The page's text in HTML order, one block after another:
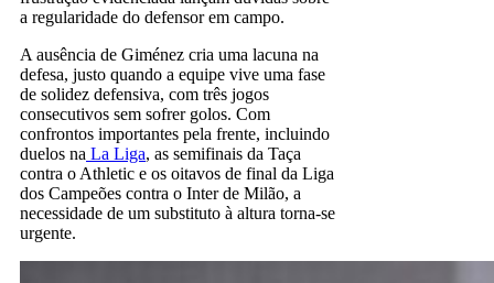
a regularidade do defensor em campo.
A ausência de Giménez cria uma lacuna na
defesa, justo quando a equipe vive uma fase
de solidez defensiva, com três jogos
consecutivos sem sofrer golos. Com
confrontos importantes pela frente, incluindo
duelos na La Liga, as semifinais da Taça
contra o Athletic e os oitavos de final da Liga
dos Campeões contra o Inter de Milão, a
necessidade de um substituto à altura torna-se
urgente.